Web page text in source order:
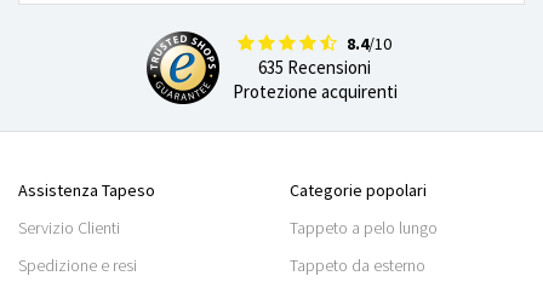
8.4/10
635 Recensioni
Protezione acquirenti
Assistenza Tapeso
Servizio Clienti
Spedizione e resi
Categorie popolari
Tappeto a pelo lungo
Tappeto da esterno